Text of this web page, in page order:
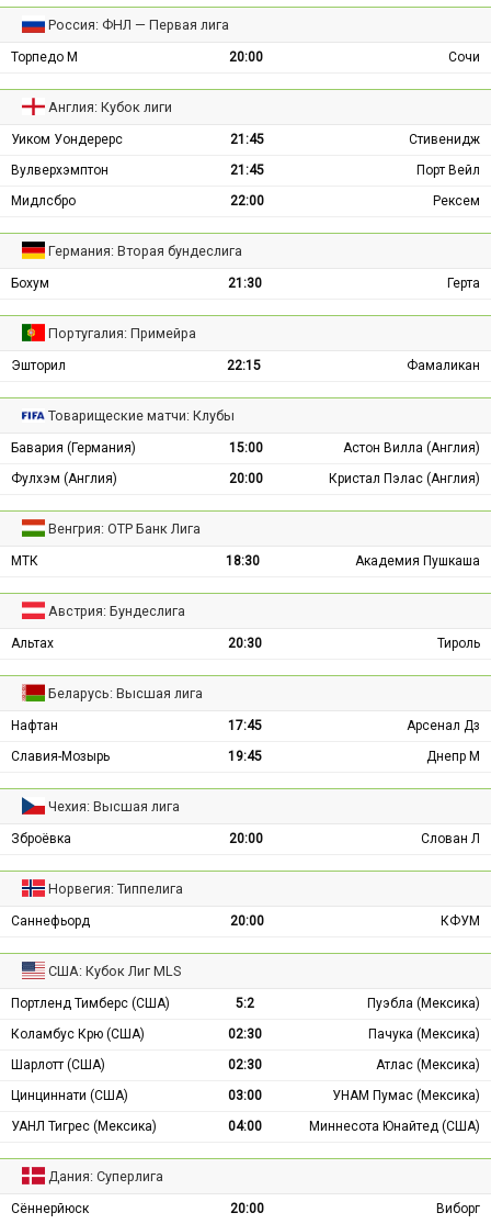
Россия: ФНЛ — Первая лига
Торпедо М 20:00 Сочи
Англия: Кубок лиги
Уиком Уондерерс 21:45
Стивенидж
Вулверхэмптон
21:45
Порт Вейл
Мидлсбро
22:00 Рексем
Германия: Вторая бундеслига
Бохум 21:30 Герта
Португалия: Примейра
Эшторил 22:15 Фамаликан
Товарищеские матчи: Клубы
Бавария (Германия) 15:00
Астон Вилла (Англия)
Фулхэм (Англия)
20:00 Кристал Пэлас (Англия)
Венгрия: ОТР Банк Лига
МТК 18:30 Академия Пушкаша
Австрия: Бундеслига
Альтах 20:30 Тироль
Беларусь: Высшая лига
Нафтан 17:45
Арсенал Дз
Славия-Мозырь
19:45 Днепр М
Чехия: Высшая лига
Зброёвка 20:00 Слован Л
Норвегия: Типпелига
Саннефьорд 20:00 КФУМ
США: Кубок Лиг MLS
Портленд Тимберс (США) 5:2
Пуэбла (Мексика)
Коламбус Крю (США)
02:30
Пачука (Мексика)
Шарлотт (США)
02:30
Атлас (Мексика)
Цинциннати (США)
03:00
УНАМ Пумас (Мексика)
УАНЛ Тигрес (Мексика)
04:00 Миннесота Юнайтед (США)
Дания: Суперлига
Сённерйюск 20:00 Виборг